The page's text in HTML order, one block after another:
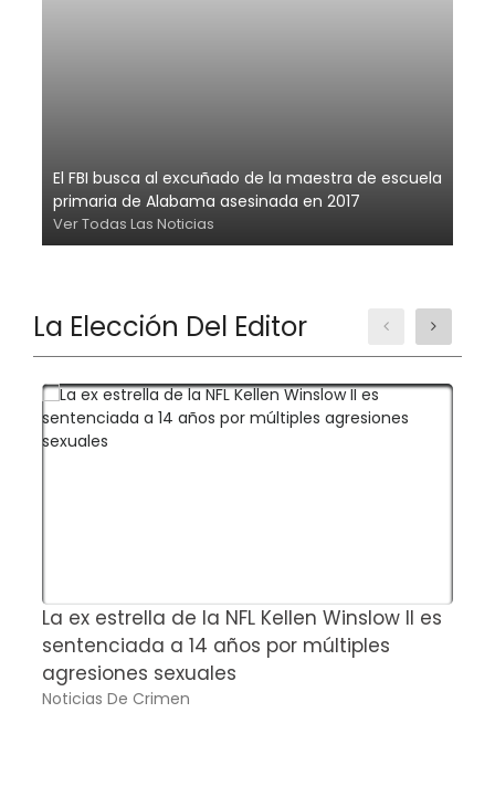
El FBI busca al excuñado de la maestra de escuela
primaria de Alabama asesinada en 2017
Ver Todas Las Noticias
La Elección Del Editor
La ex estrella de la NFL Kellen Winslow II es
sentenciada a 14 años por múltiples
agresiones sexuales
Noticias De Crimen